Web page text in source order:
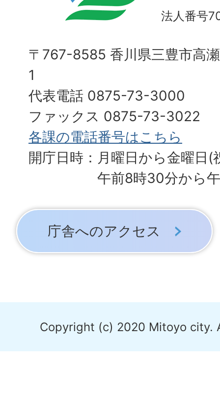
法人番号
〒767-8585 香川県三豊市高
1
代表電話 0875-73-3000
ファックス 0875-73-3022
各課の電話番号はこちら
開庁日時：月曜日から金曜日(
午前8時30分から
庁舎へのアクセス
Copyright (c) 2020 Mitoyo city.